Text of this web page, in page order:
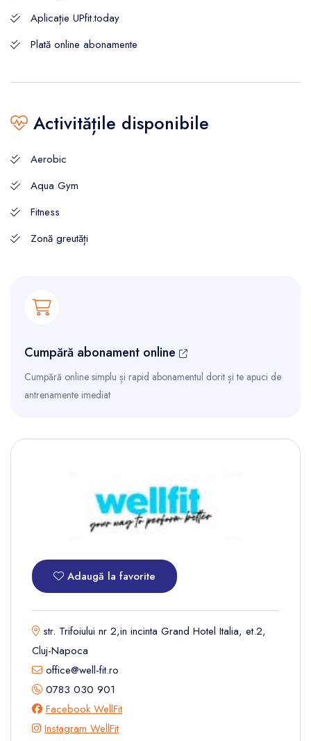
Aplicație UPfit.today
Plată online abonamente
Activitățile disponibile
Aerobic
Aqua Gym
Fitness
Zonă greutăți
Cumpără abonament online
Cumpără online simplu și rapid abonamentul dorit și te apuci de
antrenamente imediat
Adaugă la favorite
str. Trifoiului nr 2,in incinta Grand Hotel Italia, et.2,
Cluj-Napoca
office@well-fit.ro
0783 030 901
Facebook WellFit
Instagram WellFit